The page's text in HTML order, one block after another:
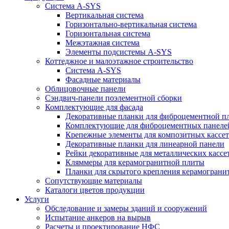
Система A-SYS
Вертикальная система
Горизонтально-вертикальная система
Горизонтальная система
Межэтажная система
Элементы подсистемы A-SYS
Коттеджное и малоэтажное строительство
Система A-SYS
Фасадные материалы
Облицовочные панели
Сэндвич-панели поэлементной сборки
Комплектующие для фасада
Декоративные планки для фиброцементной
Комплектующие для фиброцементных
Крепежные элементы для композитных кассет
Декоративные планки для линеарной панели
Рейки декоративные для металлических
Кляммеры для керамогранитной плиты
Планки для скрытого крепления
Сопутствующие материалы
Каталоги цветов продукции
Услуги
Обследование и замеры зданий и сооружений
Испытание анкеров на вырыв
Расчеты и проектирование НФС